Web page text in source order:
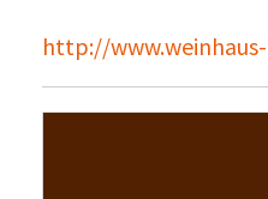
http://